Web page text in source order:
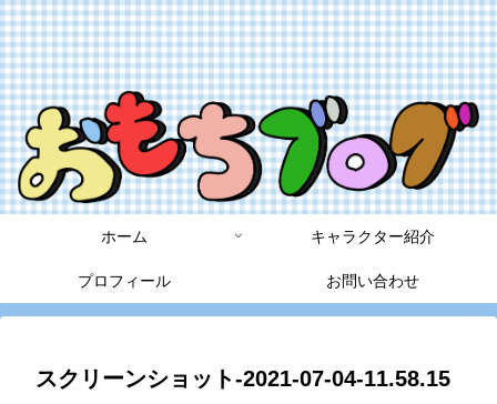
ホーム キャラクター紹介
プロフィール お問い合わせ
スクリーンショット-2021-07-04-11.58.15